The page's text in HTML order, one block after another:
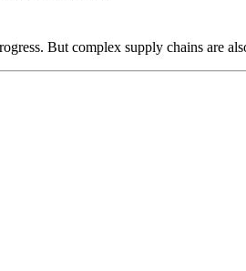
But complex supply chains are